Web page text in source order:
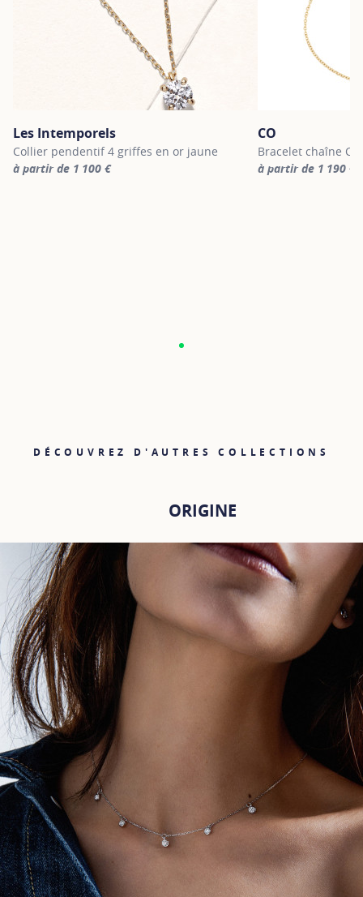
Les Intemporels
Collier pendentif 4 griffes en or jaune
à partir de 1 100 €
CO
Bracelet chaîne
à partir de 1 190 €
DÉCOUVREZ D'AUTRES COLLECTIONS
ORIGINE